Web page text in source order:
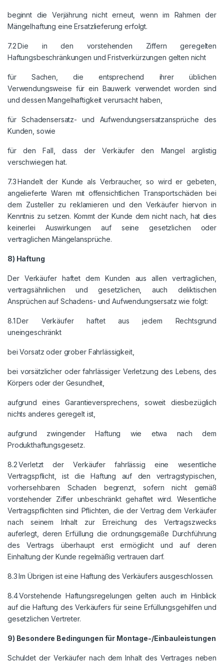
beginnt die Verjährung nicht erneut, wenn im Rahmen der
Mängelhaftung eine Ersatzlieferung erfolgt.
7.2 Die in den vorstehenden Ziffern geregelten
Haftungsbeschränkungen und Fristverkürzungen gelten nicht
für Sachen, die entsprechend ihrer üblichen
Verwendungsweise für ein Bauwerk verwendet worden sind
und dessen Mangelhaftigkeit verursacht haben,
für Schadensersatz- und Aufwendungsersatzansprüche des
Kunden, sowie
für den Fall, dass der Verkäufer den Mangel arglistig
verschwiegen hat.
7.3 Handelt der Kunde als Verbraucher, so wird er gebeten,
angelieferte Waren mit offensichtlichen Transportschäden bei
dem Zusteller zu reklamieren und den Verkäufer hiervon in
Kenntnis zu setzen. Kommt der Kunde dem nicht nach, hat dies
keinerlei Auswirkungen auf seine gesetzlichen oder
vertraglichen Mängelansprüche.
8) Haftung
Der Verkäufer haftet dem Kunden aus allen vertraglichen,
vertragsähnlichen und gesetzlichen, auch deliktischen
Ansprüchen auf Schadens- und Aufwendungsersatz wie folgt:
8.1 Der Verkäufer haftet aus jedem Rechtsgrund
uneingeschränkt
bei Vorsatz oder grober Fahrlässigkeit,
bei vorsätzlicher oder fahrlässiger Verletzung des Lebens, des
Körpers oder der Gesundheit,
aufgrund eines Garantieversprechens, soweit diesbezüglich
nichts anderes geregelt ist,
aufgrund zwingender Haftung wie etwa nach dem
Produkthaftungsgesetz.
8.2 Verletzt der Verkäufer fahrlässig eine wesentliche
Vertragspflicht, ist die Haftung auf den vertragstypischen,
vorhersehbaren Schaden begrenzt, sofern nicht gemäß
vorstehender Ziffer unbeschränkt gehaftet wird. Wesentliche
Vertragspflichten sind Pflichten, die der Vertrag dem Verkäufer
nach seinem Inhalt zur Erreichung des Vertragszwecks
auferlegt, deren Erfüllung die ordnungsgemäße Durchführung
des Vertrags überhaupt erst ermöglicht und auf deren
Einhaltung der Kunde regelmäßig vertrauen darf.
8.3 Im Übrigen ist eine Haftung des Verkäufers ausgeschlossen.
8.4 Vorstehende Haftungsregelungen gelten auch im Hinblick
auf die Haftung des Verkäufers für seine Erfüllungsgehilfen und
gesetzlichen Vertreter.
9) Besondere Bedingungen für Montage-/Einbauleistungen
Schuldet der Verkäufer nach dem Inhalt des Vertrages neben